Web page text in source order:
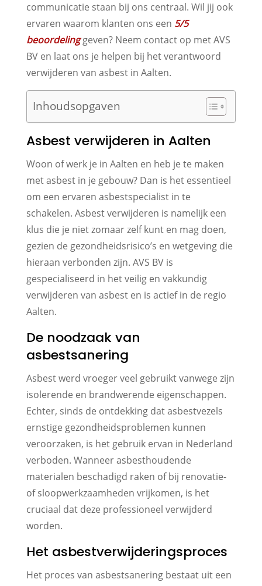
communicatie staan bij ons centraal. Wil jij ook
ervaren waarom klanten ons een 5/5
beoordelinggeven? Neem contact op met AVS
BV en laat ons je helpen bij het verantwoord
verwijderen van asbest in Aalten.
Inhoudsopgaven
Asbest verwijderen in Aalten
Woon of werk je in Aalten en heb je te maken
met asbest in je gebouw? Dan is het essentieel
om een ervaren asbestspecialist in te
schakelen. Asbest verwijderen is namelijk een
klus die je niet zomaar zelf kunt en mag doen,
gezien de gezondheidsrisico’s en wetgeving die
hieraan verbonden zijn. AVS BV is
gespecialiseerd in het veilig en vakkundig
verwijderen van asbest en is actief in de regio
Aalten.
De noodzaak van
asbestsanering
Asbest werd vroeger veel gebruikt vanwege zijn
isolerende en brandwerende eigenschappen.
Echter, sinds de ontdekking dat asbestvezels
ernstige gezondheidsproblemen kunnen
veroorzaken, is het gebruik ervan in Nederland
verboden. Wanneer asbesthoudende
materialen beschadigd raken of bij renovatie-
of sloopwerkzaamheden vrijkomen, is het
cruciaal dat deze professioneel verwijderd
worden.
Het asbestverwijderingsproces
Het proces van asbestsanering bestaat uit een